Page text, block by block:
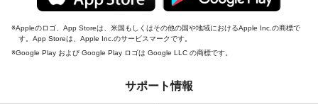
Appleのロゴ、App Storeは、米国もしくはその他の国や地域におけるApple Inc.の商標で
す。App Storeは、Apple Inc.のサービスマークです。
Google Play および Google Play ロゴは Google LLC の商標です。
サポート情報